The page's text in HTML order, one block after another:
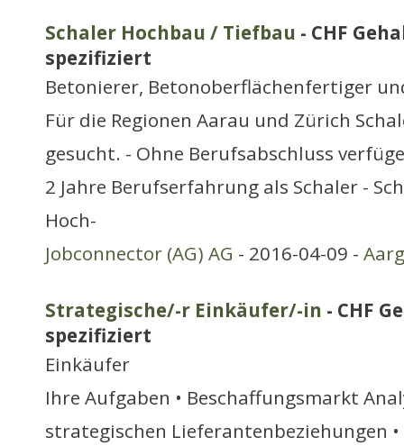
Schaler Hochbau / Tiefbau - CHF
spezifiziert
Betonierer, Betonoberflächenfertiger
Für die Regionen Aarau und Zürich
gesucht. - Ohne Berufsabschluss
2 Jahre Berufserfahrung als Schaler -
Hoch-
Jobconnector (AG) AG - 2016-04-09 -
Strategische/-r Einkäufer/-in - CHF
spezifiziert
Einkäufer
Ihre Aufgaben • Beschaffungsmarkt
strategischen Lieferantenbeziehungen